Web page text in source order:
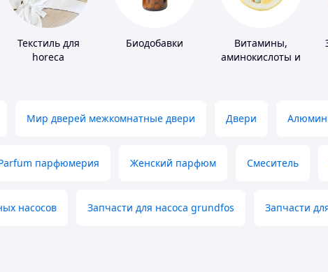
Текстиль для
horeca
Биодобавки
Витамины,
аминокислоты и
Мир дверей межкомнатные двери Двери
парфюмерия Женский парфюм Смеситель
насосов Запчасти для насоса grundfos Запчасти